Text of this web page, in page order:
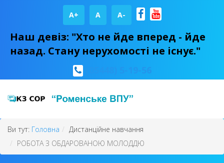
A+ А A-
Наш девіз: "Хто не йде вперед - йде
назад. Стану нерухомості не існує."
Ви тут: Головна
Дистанційне навчання
РОБОТА З ОБДАРОВАНОЮ МОЛОДДЮ